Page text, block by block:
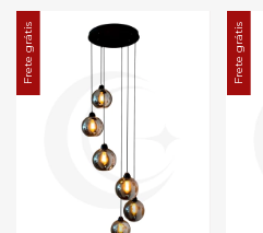
Frete grátis Frete grátis